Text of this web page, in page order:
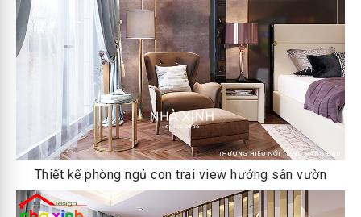
Thiết kế phòng ngủ con trai view hướng sân vườn